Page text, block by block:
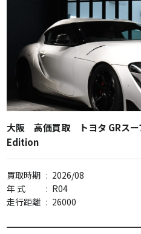
大阪 高価買取 トヨタ GRス
Edition
買取時期 : 2026/08
年 式
: R04
走行距離 : 26000